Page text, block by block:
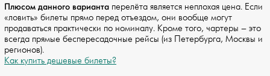
Плюсом данного варианта перелёта является неплохая цена. Если
«ловить» билеты прямо перед отъездом, они вообще могут
продаваться практически по номиналу. Кроме того, чартеры – это
всегда прямые беспересадочные рейсы (из Петербурга, Москвы и
регионов).
Как купить дешевые билеты?